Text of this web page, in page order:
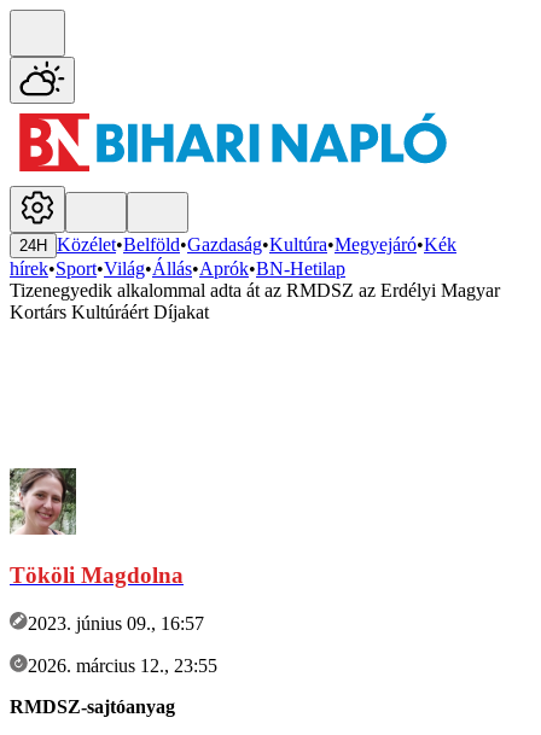
24H Közélet•Belföld•Gazdaság•Kultúra•Megyejáró•Kék
hírek•Sport•Világ•Állás•Aprók•BN-Hetilap
Tizenegyedik alkalommal adta át az RMDSZ az Erdélyi Magyar
Kortárs Kultúráért Díjakat
Tököli Magdolna
2023. június 09., 16:57
2026. március 12., 23:55
RMDSZ-sajtóanyag